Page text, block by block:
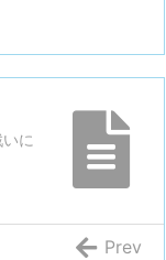
に
Prev